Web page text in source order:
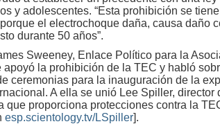
y adolescentes. “Esta prohibición se
el electrochoque daña, causa daño
durante 50 años”.
Sweeney, Enlace Político para la
la prohibición de la TEC y habló
ceremonias para la inauguración de la
A ella se unió Lee Spiller,
que proporciona protecciones contra la
esp.scientology.tv/LSpiller].